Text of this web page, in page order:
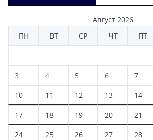
Август 2026
ПН
ВТ СР ЧТ ПТ
3 4 5 6 7
10 11 12 13 14
17 18 19 20 21
24 25 26 27 28